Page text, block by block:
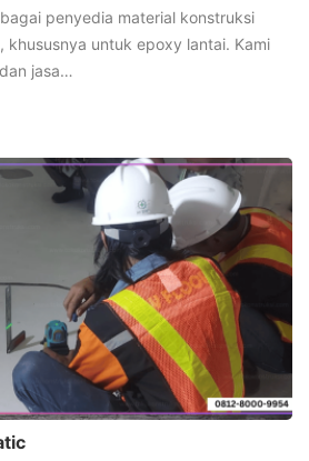
penyedia material konstruksi
khususnya untuk epoxy lantai. Kami
jasa…